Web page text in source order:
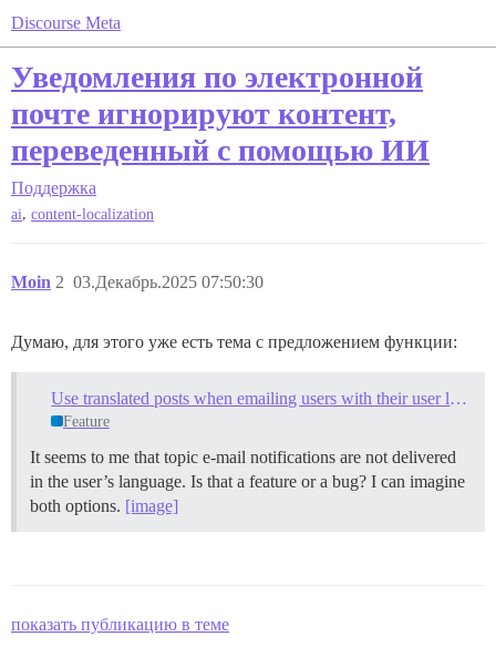
Discourse Meta
Уведомления по электронной
почте игнорируют контент,
переведенный с помощью ИИ
Поддержка
ai, content-localization
Moin 03.Декабрь.2025 07:50:30
2
Думаю, для этого уже есть тема с предложением функции:
Use translated posts when emailing users with their user language set
Feature
It seems to me that topic e-mail notifications are not delivered
in the user’s language. Is that a feature or a bug? I can imagine
both options. [image]
показать публикацию в теме